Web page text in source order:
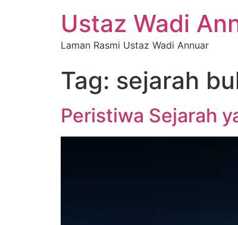
Ustaz Wadi
Laman Rasmi Ustaz Wadi Annuar
Tag: sejarah
Peristiwa Sejarah